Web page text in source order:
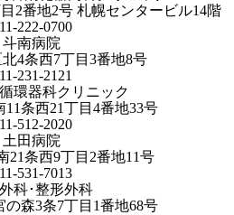
2番地2号 札幌センタービル14階
222-0700
斗南病院
4条西7丁目3番地8号
231-2121
環器科クリニック
条西21丁目4番地33号
512-2020
土田病院
21条西9丁目2番地11号
531-7013
科･整形外科
の森3条7丁目1番地68号